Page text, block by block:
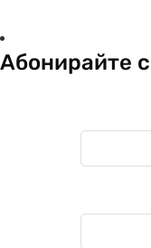
Абонирайте